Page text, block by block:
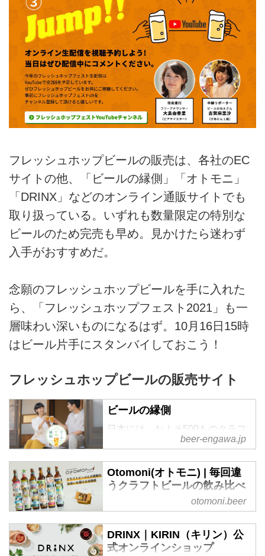
フレッシュホップビールの販売は、各社のEC
サイトの他、「ビールの縁側」「オトモニ」
「DRINX」などのオンライン通販サイトでも
取り扱っている。いずれも数量限定の特別な
ビールのため完売も早め。見かけたら迷わず
入手がおすすめだ。
念願のフレッシュホップビールを手に入れた
ら、「フレッシュホップフェスト2021」も一
層味わい深いものになるはず。10月16日15時
はビール片手にスタンバイしておこう！
フレッシュホップビールの販売サイト
ビールの縁側
日本には、およそ500ものクラフ
トビールのブルワリーがありま
とクラフトビールファンをつな
ぐ、国内初およびクラフトビール
専門のポータルサイトです。おい
しさを長く保持する専用樽で、新
たなクラフトビール生活をはじめ
てください。月額費・会員登録費
は無料です。
beer-engawa.jp
Otomoni(オトモニ) | 毎回違
うクラフトビールの飲み比べ
ができるサブスク
ールの飲み比べ定期便です。国内
最大級1700種類以上の中から厳
otomoni.beer
DRINX｜KIRIN（キリン）公
式オンラインショップ